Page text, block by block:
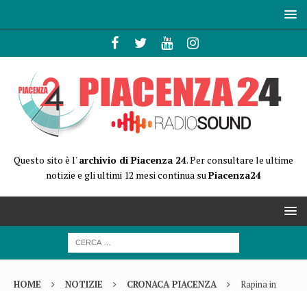
Questo sito è l'archivio di Piacenza 24. Per consultare le ultime
notizie e gli ultimi 12 mesi continua suPiacenza24
HOME NOTIZIE CRONACA PIACENZA
Rapina in